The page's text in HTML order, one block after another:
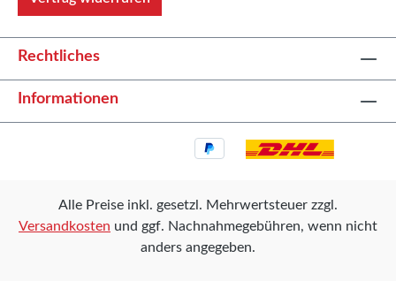
Rechtliches
Informationen
Alle Preise inkl. gesetzl. Mehrwertsteuer zzgl.
Versandkosten und ggf. Nachnahmegebühren, wenn nicht
anders angegeben.